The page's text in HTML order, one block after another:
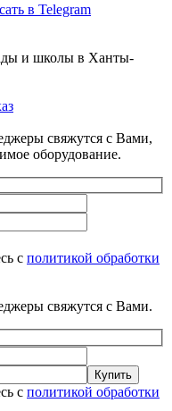
в Telegram
и школы в Ханты-
свяжутся с Вами,
оборудование.
с политикой обработки
свяжутся с Вами.
Купить
с политикой обработки